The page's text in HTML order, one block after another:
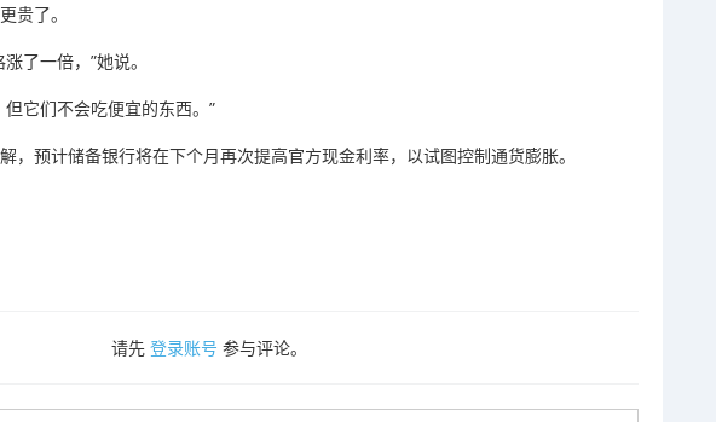
贵了。
了一倍，”她说。
它们不会吃便宜的东西。”
，预计储备银行将在下个月再次提高官方现金利率，以试图控制通货膨胀。
请先 登录账号 参与评论。